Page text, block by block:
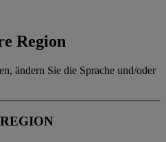
Region
ändern Sie die Sprache und/oder